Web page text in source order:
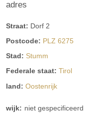
adres
Straat: Dorf 2
Postcode: PLZ 6275
Stad: Stumm
Federale staat: Tirol
land: Oostenrijk
wijk: niet gespecificeerd